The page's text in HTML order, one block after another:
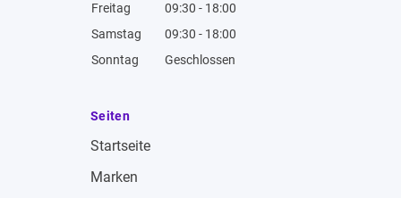
Freitag
09:30 - 18:00
Samstag
09:30 - 18:00
Sonntag
Geschlossen
Seiten
Startseite
Marken